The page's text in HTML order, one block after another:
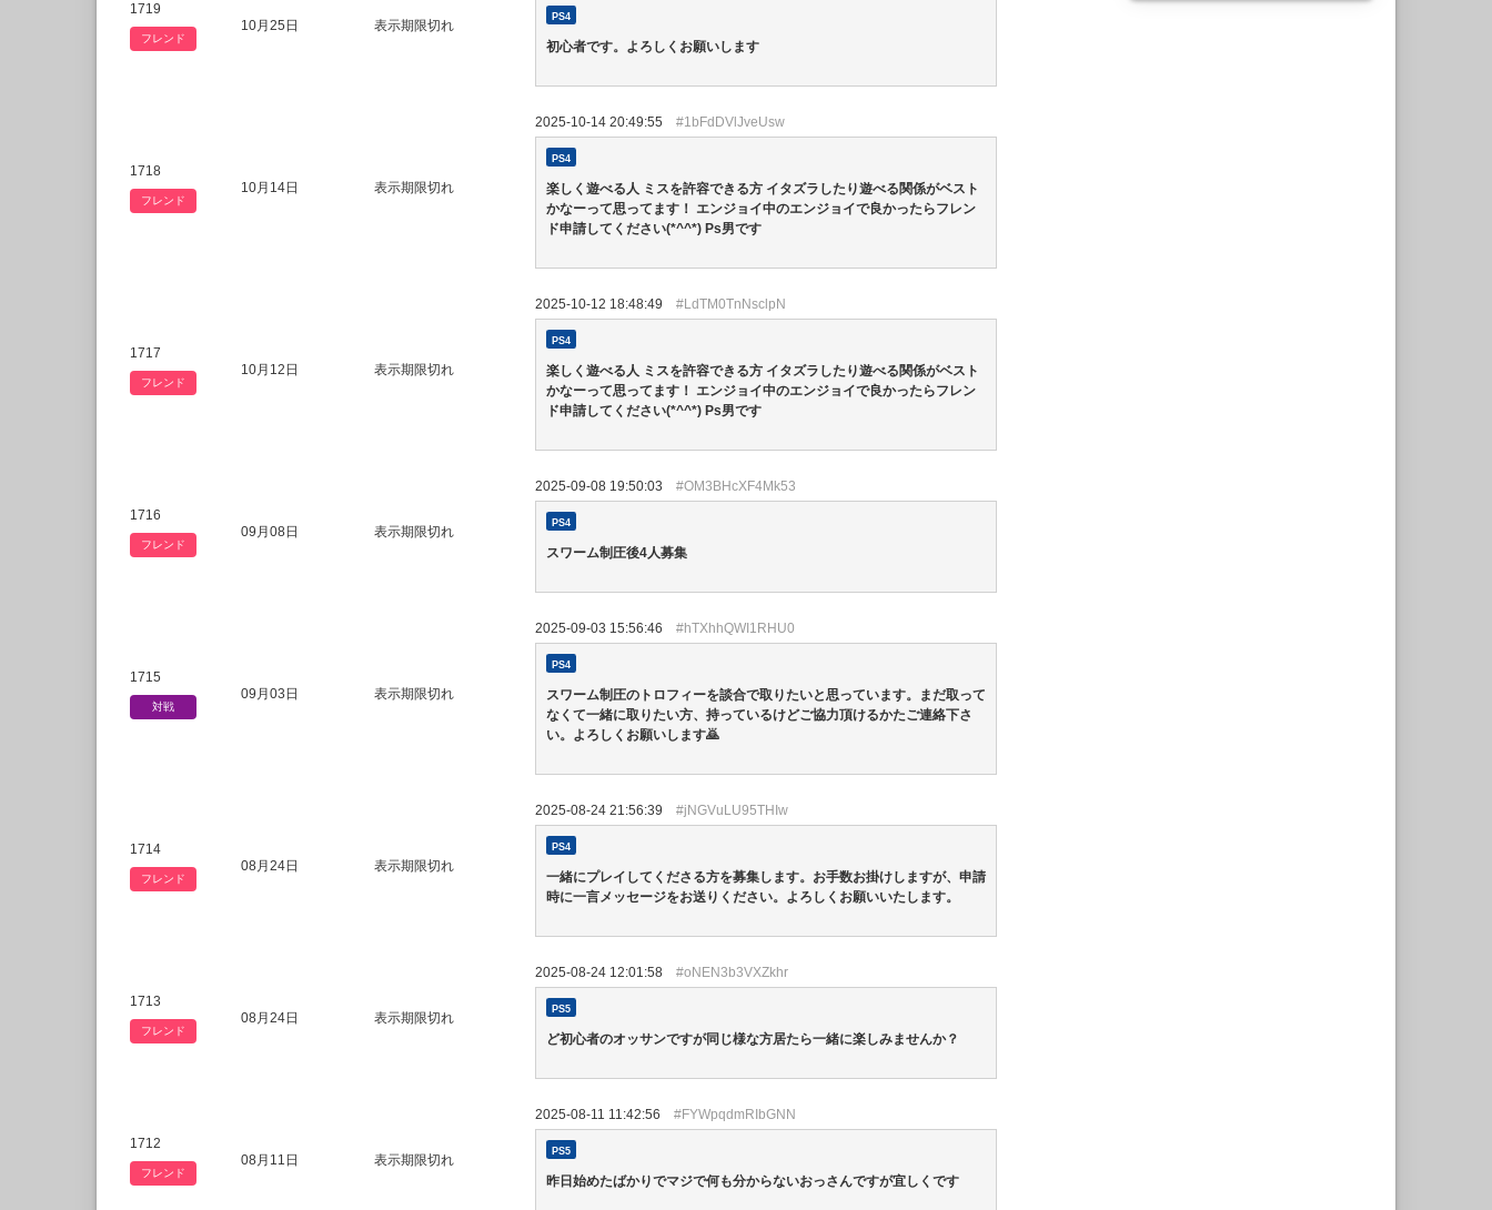
1719
フレンド
10月25日 表示期限切れ
PS4
初心者です。よろしくお願いします
1718
フレンド
10月14日 表示期限切れ
2025-10-14 20:49:55 #1bFdDVlJveUsw
PS4
楽しく遊べる人 ミスを許容できる方 イタズラしたり遊べる関係がベスト
かなーって思ってます！ エンジョイ中のエンジョイで良かったらフレン
ド申請してください(*^^*) Ps男です
1717
フレンド
10月12日 表示期限切れ
2025-10-12 18:48:49 #LdTM0TnNsclpN
PS4
楽しく遊べる人 ミスを許容できる方 イタズラしたり遊べる関係がベスト
かなーって思ってます！ エンジョイ中のエンジョイで良かったらフレン
ド申請してください(*^^*) Ps男です
1716
フレンド
09月08日 表示期限切れ
2025-09-08 19:50:03 #OM3BHcXF4Mk53
PS4
スワーム制圧後4人募集
1715
対戦
09月03日 表示期限切れ
2025-09-03 15:56:46 #hTXhhQWI1RHU0
PS4
スワーム制圧のトロフィーを談合で取りたいと思っています。まだ取って
なくて一緒に取りたい方、持っているけどご協力頂けるかたご連絡下さ
い。よろしくお願いします🙇
1714
フレンド
08月24日 表示期限切れ
2025-08-24 21:56:39 #jNGVuLU95THIw
PS4
一緒にプレイしてくださる方を募集します。お手数お掛けしますが、申請
時に一言メッセージをお送りください。よろしくお願いいたします。
1713
フレンド
08月24日 表示期限切れ
2025-08-24 12:01:58 #oNEN3b3VXZkhr
PS5
ど初心者のオッサンですが同じ様な方居たら一緒に楽しみませんか？
1712
フレンド
08月11日 表示期限切れ
2025-08-11 11:42:56 #FYWpqdmRIbGNN
PS5
昨日始めたばかりでマジで何も分からないおっさんですが宜しくです